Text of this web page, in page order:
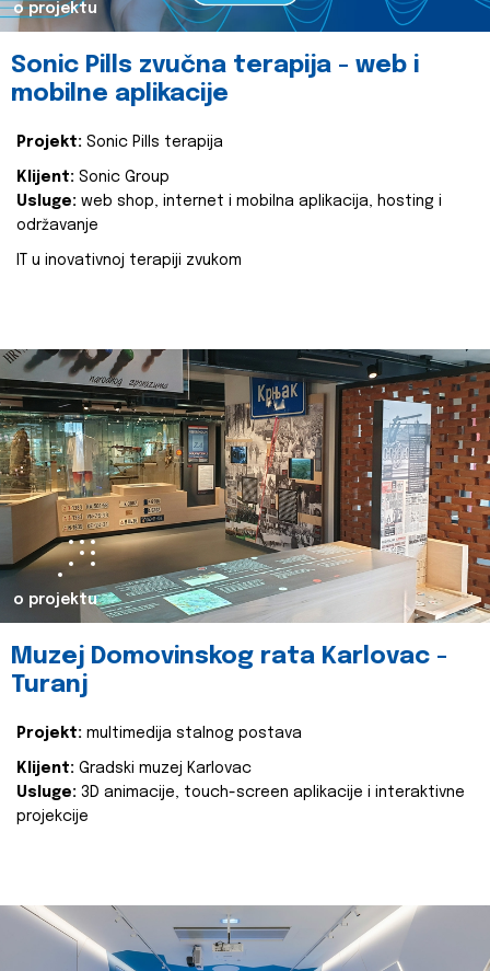
o projektu
Sonic Pills zvučna terapija - web i
mobilne aplikacije
Projekt: Sonic Pills terapija
Klijent: Sonic Group
Usluge: web shop, internet i mobilna aplikacija, hosting i
održavanje
IT u inovativnoj terapiji zvukom
o projektu
Muzej Domovinskog rata Karlovac -
Turanj
Projekt: multimedija stalnog postava
Klijent: Gradski muzej Karlovac
Usluge: 3D animacije, touch-screen aplikacije i interaktivne
projekcije